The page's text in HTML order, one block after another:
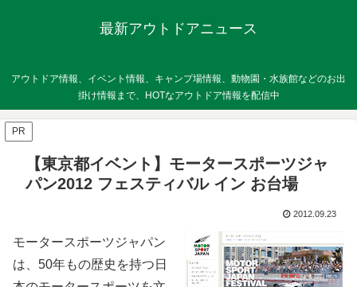
最新アウトドアニュース
アウトドア情報、イベント情報、キャンプ場情報、動物園・水族館などのお出
掛け情報まで、HOTなアウトドア情報を配信中
PR
【東京都イベント】モータースポーツジャ
パン2012 フェスティバル イン お台場
2012.09.23
モータースポーツジャパン
は、50年もの歴史を持つ日